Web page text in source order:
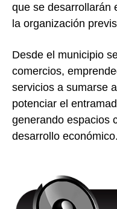
que se desarrollarán
la organización
Desde el municipio
comercios,
servicios a sumarse
potenciar el
generando espacios
desarrollo económico.